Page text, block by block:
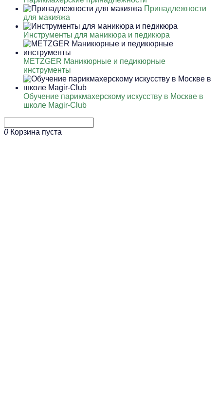
Принадлежности
для макияжа
Инструменты для маникюра и педикюра
METZGER Маникюрные и педикюрные
инструменты
Обучение парикмахерскому искусству в Москве в
школе Magir-Club
0 Корзина пуста